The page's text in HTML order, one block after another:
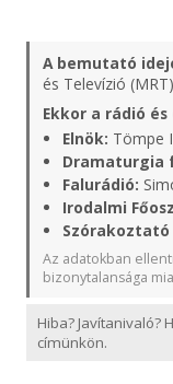
A bemutató
és Televízió (MRT)
Ekkor a rádió
Elnök: Tömpe
Dramaturgia
Falurádió:
Irodalmi
Szórakoztató
Az adatokban
bizonytalansága
Hiba? Javítanivaló?
címünkön.